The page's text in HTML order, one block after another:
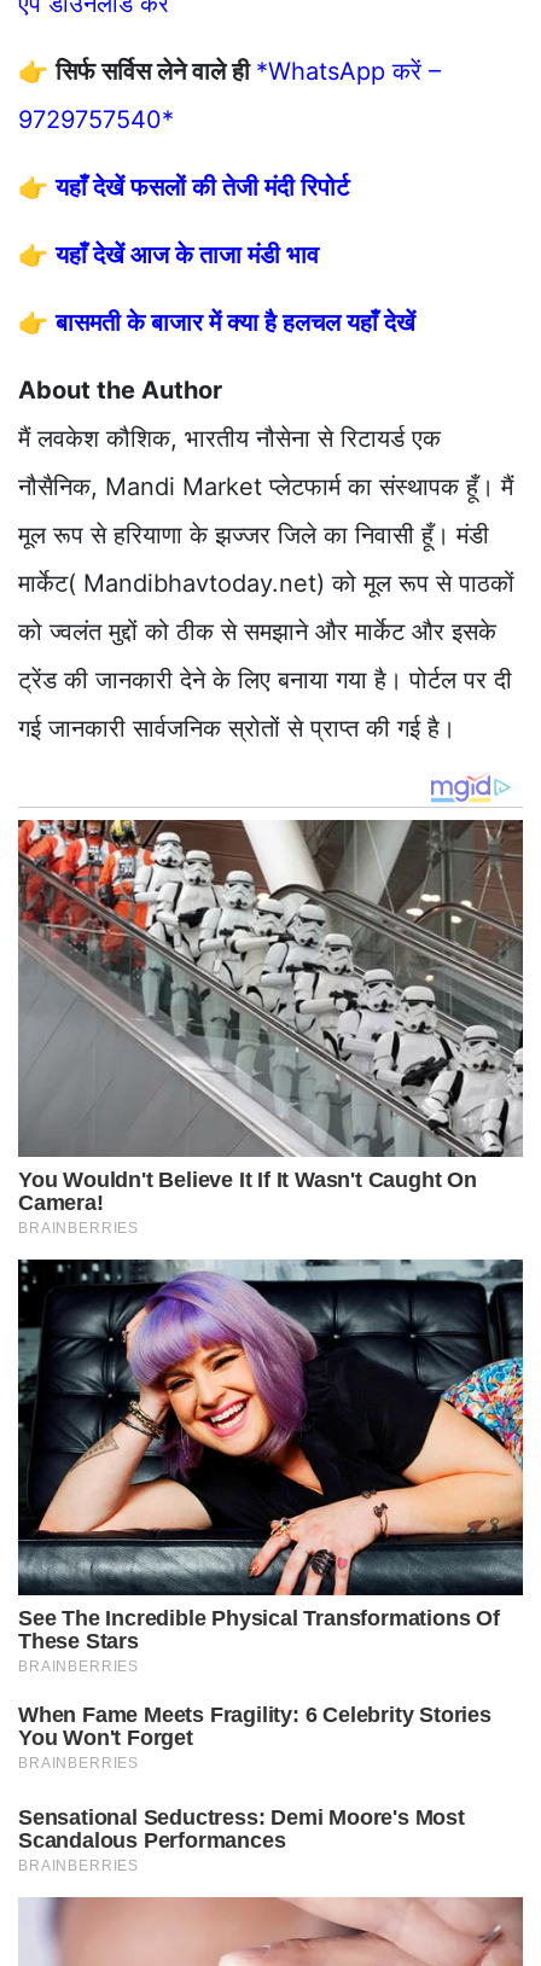
👉सिर्फ सर्विस लेने वाले ही *WhatsApp करें –
9729757540*
👉यहाँ देखें फसलों की तेजी मंदी रिपोर्ट
👉यहाँ देखें आज के ताजा मंडी भाव
👉बासमती के बाजार में क्या है हलचल यहाँ देखें
About the Author
मैं लवकेश कौशिक, भारतीय नौसेना से रिटायर्ड एक
नौसैनिक, Mandi Market प्लेटफार्म का संस्थापक हूँ। मैं
मूल रूप से हरियाणा के झज्जर जिले का निवासी हूँ। मंडी
मार्केट( Mandibhavtoday.net) को मूल रूप से पाठकों
को ज्वलंत मुद्दों को ठीक से समझाने और मार्केट और इसके
ट्रेंड की जानकारी देने के लिए बनाया गया है। पोर्टल पर दी
गई जानकारी सार्वजनिक स्रोतों से प्राप्त की गई है।